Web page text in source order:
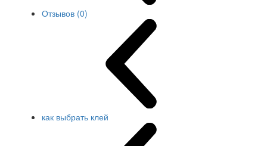
Отзывов (0)
как выбрать клей